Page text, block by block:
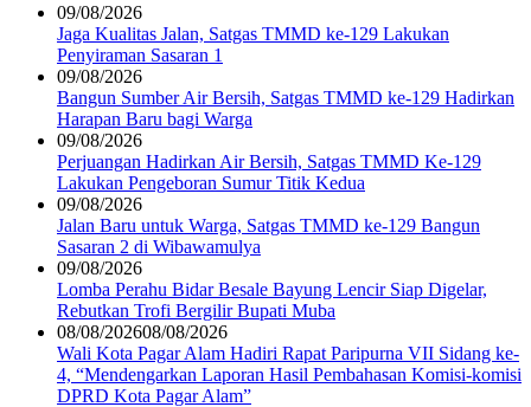
09/08/2026
Jaga Kualitas Jalan, Satgas TMMD ke-129 Lakukan
Penyiraman Sasaran 1
09/08/2026
Bangun Sumber Air Bersih, Satgas TMMD ke-129 Hadirkan
Harapan Baru bagi Warga
09/08/2026
Perjuangan Hadirkan Air Bersih, Satgas TMMD Ke-129
Lakukan Pengeboran Sumur Titik Kedua
09/08/2026
Jalan Baru untuk Warga, Satgas TMMD ke-129 Bangun
Sasaran 2 di Wibawamulya
09/08/2026
Lomba Perahu Bidar Besale Bayung Lencir Siap Digelar,
Rebutkan Trofi Bergilir Bupati Muba
08/08/202608/08/2026
Wali Kota Pagar Alam Hadiri Rapat Paripurna VII Sidang ke-
4, “Mendengarkan Laporan Hasil Pembahasan Komisi-komisi
DPRD Kota Pagar Alam”